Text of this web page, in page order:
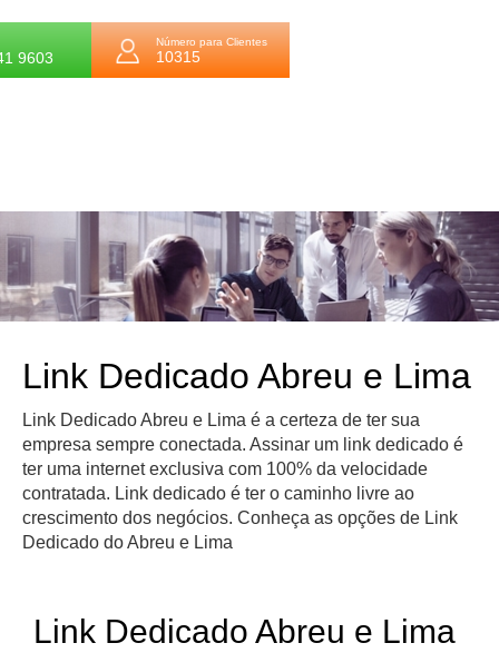
9603
Número para Clientes
10315
Link Dedicado Abreu e Lima
Link Dedicado Abreu e Lima é a certeza de ter sua
empresa sempre conectada. Assinar um link dedicado é
ter uma internet exclusiva com 100% da velocidade
contratada. Link dedicado é ter o caminho livre ao
crescimento dos negócios. Conheça as opções de Link
Dedicado do Abreu e Lima
Link Dedicado Abreu e Lima